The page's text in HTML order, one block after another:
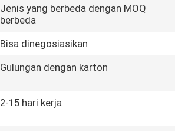
Jenis yang berbeda dengan MOQ
berbeda
Bisa dinegosiasikan
Gulungan dengan karton
2-15 hari kerja